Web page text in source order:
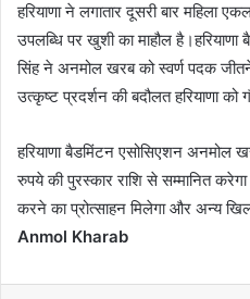
हरियाणा ने लगातार दूसरी बार महिला
उपलब्धि पर खुशी का माहौल
सिंह ने अनमोल खरब को स्वर्ण पदक
उत्कृष्ट प्रदर्शन की बदौलत हरियाणा को
हरियाणा बैडमिंटन एसोसिएशन अनमोल
रुपये की पुरस्कार राशि से सम्मानित
करने का प्रोत्साहन मिलेगा और अन्य
Anmol Kharab